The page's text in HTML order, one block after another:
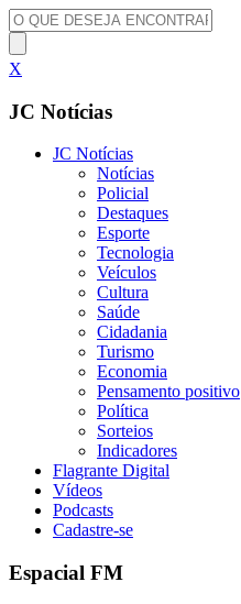
X
JC Notícias
JC Notícias
Notícias
Policial
Destaques
Esporte
Tecnologia
Veículos
Cultura
Saúde
Cidadania
Turismo
Economia
Pensamento positivo
Política
Sorteios
Indicadores
Flagrante Digital
Vídeos
Podcasts
Cadastre-se
Espacial FM